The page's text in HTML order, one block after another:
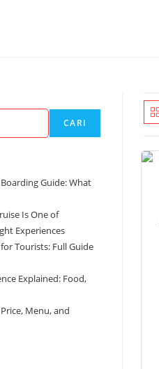
CARI
Guide: What
Is One of
Experiences
Tourists: Full Guide
Explained: Food,
Menu, and